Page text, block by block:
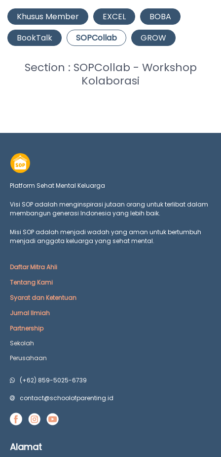
Khusus Member EXCEL
BOBA
BookTalk
SOPCollab GROW
Section : SOPCollab - Workshop
Kolaborasi
Platform Sehat Mental Keluarga
Visi SOP adalah menginspirasi jutaan orang untuk terlibat dalam
membangun generasi Indonesia yang lebih baik.
Misi SOP adalah menjadi wadah yang aman untuk bertumbuh
menjadi anggota keluarga yang sehat mental.
Daftar Mitra Ahli
Tentang Kami
Syarat dan Ketentuan
Jurnal Ilmiah
Partnership
Sekolah
Perusahaan
(+62) 859-5025-6739
contact@schoolofparenting.id
Alamat